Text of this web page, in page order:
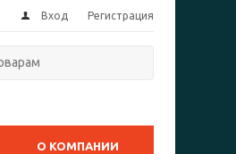
Вход Регистрация
О КОМПАНИИ